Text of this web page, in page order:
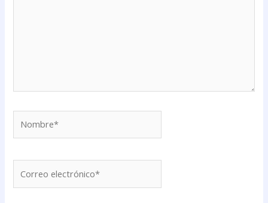
electrónico*